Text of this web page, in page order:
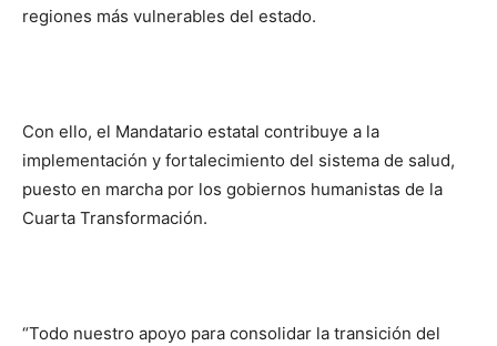
regiones más vulnerables del estado.
Con ello, el Mandatario estatal contribuye a la
implementación y fortalecimiento del sistema de salud,
puesto en marcha por los gobiernos humanistas de la
Cuarta Transformación.
“Todo nuestro apoyo para consolidar la transición del